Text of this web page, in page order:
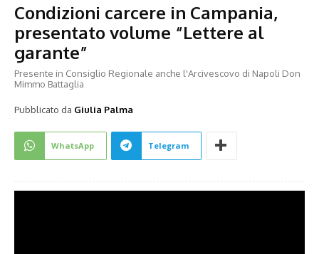
Condizioni carcere in Campania,
presentato volume “Lettere al
garante”
Presente in Consiglio Regionale anche l'Arcivescovo di Napoli Don
Mimmo Battaglia
Pubblicato da Giulia Palma
WhatsApp Telegram